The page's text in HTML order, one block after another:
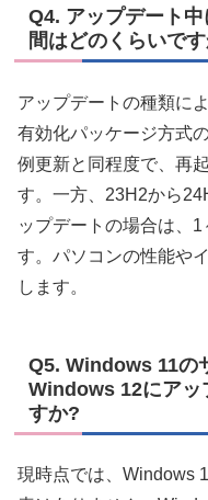
Q4. アップデート
間はどのくらいで
アップデートの種類に
有効化パッケージ方式
例更新と同程度で、再
す。一方、23H2から
ップデートの場合は、
す。パソコンの性能や
します。
Q5. Windows 11の
Windows 12にアッ
すか?
現時点では、Windows